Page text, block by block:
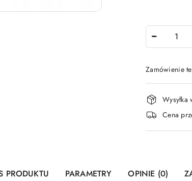
Zamówienie
i
Cena
PRODUKTU PARAMETRY OPINIE (0)